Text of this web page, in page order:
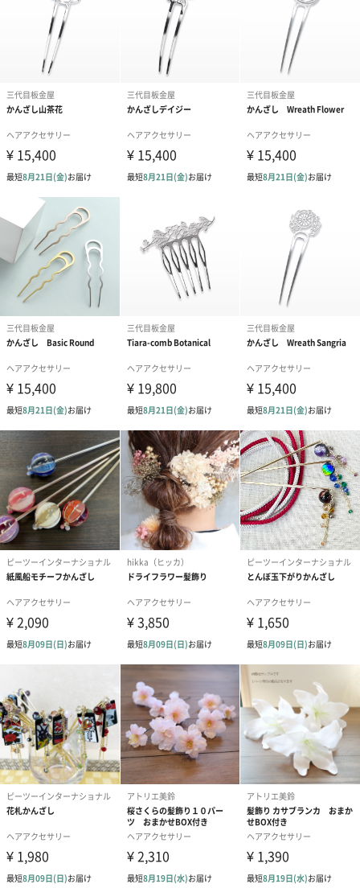
何度でも使いたくなる、高機能な素材を選び抜きました。
プロの板金職人が行う、10段階以上の加工。卓越した技術で、1本
1本心を込めて仕上げています。
すべてMade in JAPANなので、安心・安全・高品質です。
ギフトラッピング承ります
有料桐箱
商品を桐箱にお入れしてお届けいたします。（+770円）
有料ラッピング
用途に合わせた2種類をご用意しております。
一つ一つ丁寧にラッピングいたします。
ラッピングバッグ（+110円）
包装紙リボン掛け＆紙袋（+440円）
【三代目板金屋】とは？
【三代目板金屋】は、静岡県の工場直営ブランドです。
金属の魅力と職人の素晴らしい技術を、後世にも広めていきた
い。
そんな思いで、自社オリジナルの、ステンレス製アクセサリーを
お届けしています。
【三代目板金屋】は女性のチームで企画・運営。
「どんなデザインが喜ばれるだろう？」
「より使いやすいのは、どんな形だろう？」
使う方の気持ちに寄り添って、日々研究を重ねています。